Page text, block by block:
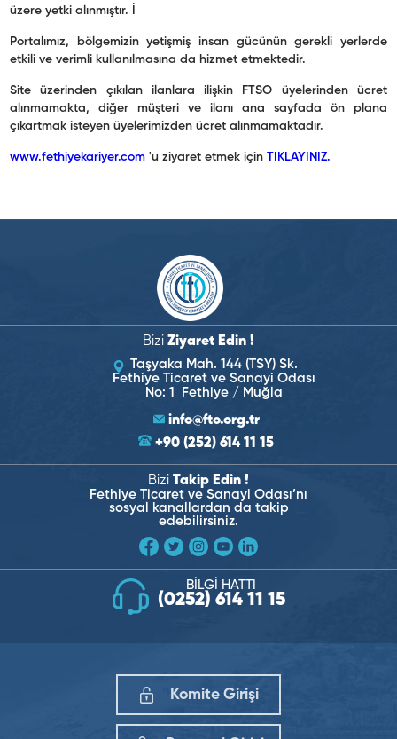
üzere yetki alınmıştır. İ
Portalımız, bölgemizin yetişmiş insan gücünün gerekli yerlerde
etkili ve verimli kullanılmasına da hizmet etmektedir.
Site üzerinden çıkılan ilanlara ilişkin FTSO üyelerinden ücret
alınmamakta, diğer müşteri ve ilanı ana sayfada ön plana
çıkartmak isteyen üyelerimizden ücret alınmamaktadır.
www.fethiyekariyer.com'u ziyaret etmek içinTIKLAYINIZ.
Bizi Ziyaret Edin !
Taşyaka Mah. 144 (TSY) Sk.
Fethiye Ticaret ve Sanayi Odası
No: 1 Fethiye / Muğla
info@fto.org.tr
+90 (252) 614 11 15
Bizi Takip Edin !
Fethiye Ticaret ve Sanayi Odası’nı
sosyal kanallardan da takip
edebilirsiniz.
BİLGİ HATTI
(0252) 614 11 15
Komite Girişi